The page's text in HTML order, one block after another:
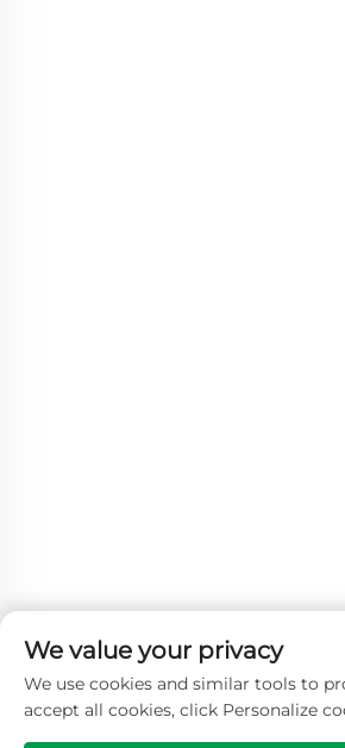
We value your privacy
We use cookies and similar tools to
accept all cookies, click Personalize